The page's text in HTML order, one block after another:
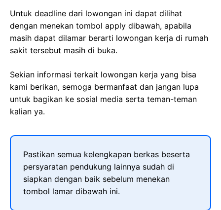
Untuk deadline dari lowongan ini dapat dilihat
dengan menekan tombol apply dibawah, apabila
masih dapat dilamar berarti lowongan kerja di rumah
sakit tersebut masih di buka.
Sekian informasi terkait lowongan kerja yang bisa
kami berikan, semoga bermanfaat dan jangan lupa
untuk bagikan ke sosial media serta teman-teman
kalian ya.
Pastikan semua kelengkapan berkas beserta
persyaratan pendukung lainnya sudah di
siapkan dengan baik sebelum menekan
tombol lamar dibawah ini.